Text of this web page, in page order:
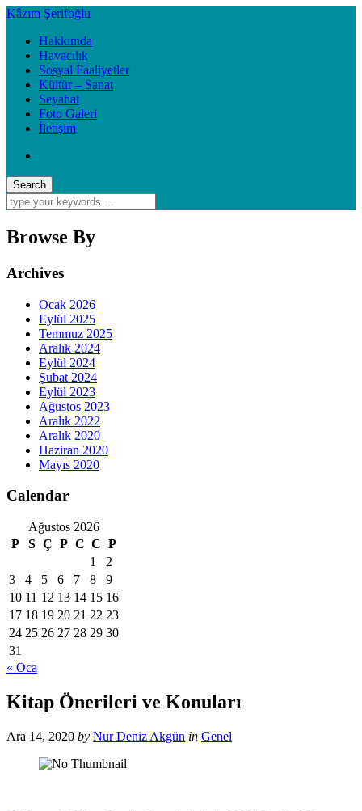
Kâzım Şerifoğlu
Hakkımda
Havacılık
Sosyal Faaliyetler
Kültür – Sanat
Seyahat
Foto Galeri
İletişim
Browse By
Archives
Ocak 2026
Eylül 2025
Temmuz 2025
Aralık 2024
Eylül 2024
Şubat 2024
Eylül 2023
Ağustos 2023
Aralık 2022
Aralık 2020
Haziran 2020
Mayıs 2020
Calendar
Ağustos 2026
P
S Ç P C C P
1
2
3
4 5 6 7 8
9
10 11 12 13 14 15 16
17 18 19 20 21 22 23
24 25 26 27 28 29 30
31
« Oca
Kitap Önerileri ve Konuları
Ara 14, 2020 by Nur Deniz Akgün in Genel